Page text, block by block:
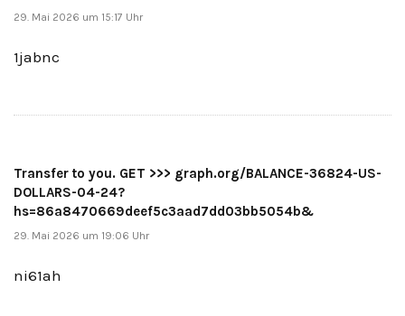
29. Mai 2026 um 15:17 Uhr
1jabnc
Transfer to you. GET >>> graph.org/BALANCE-36824-US-
DOLLARS-04-24?
hs=86a8470669deef5c3aad7dd03bb5054b&
29. Mai 2026 um 19:06 Uhr
ni61ah